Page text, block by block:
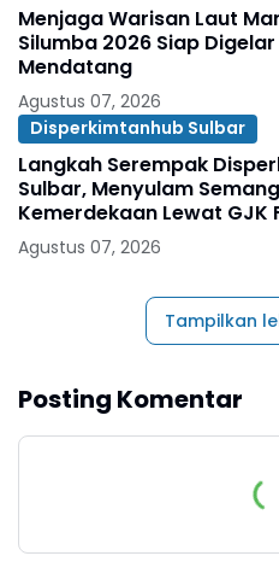
Menjaga Warisan Laut
Silumba 2026 Siap
Mendatang
Agustus 07, 2026
Disperkimtanhub Sulbar
Langkah Serempak
Sulbar, Menyulam
Kemerdekaan Lewat GJK
Agustus 07, 2026
Tampilkan
Posting Komentar